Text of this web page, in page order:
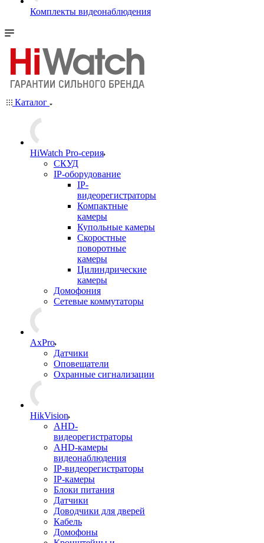
Комплекты видеонаблюдения
Каталог
HiWatch Pro-серия
CКУД
IP-оборудование
IP-
видеорегистраторы
Компактные
камеры
Купольные камеры
Скоростные
поворотные
камеры
Цилиндрические
камеры
Домофония
Сетевые коммутаторы
AxPro
Датчики
Оповещатели
Охранные сигнализации
HikVision
AHD-
видеорегистраторы
AHD-камеры
видеонаблюдения
IP-видеорегистраторы
IP-камеры
Блоки питания
Датчики
Доводчики для дверей
Кабель
Домофоны